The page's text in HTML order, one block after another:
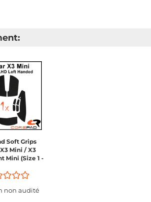
Soft Grips
Mini / X3
Mini (Size 1 -
non audité